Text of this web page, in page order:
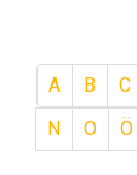
A B C
N
O Ö